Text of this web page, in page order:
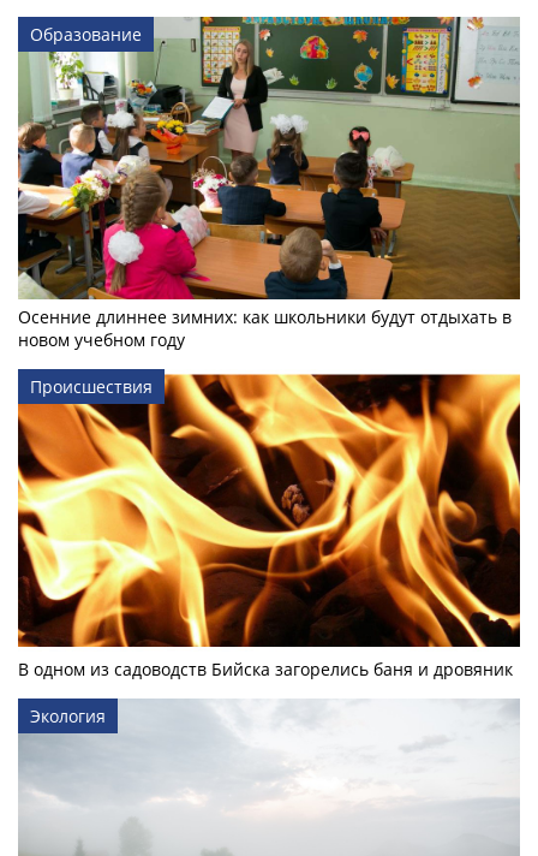
Образование
Осенние длиннее зимних: как школьники будут отдыхать в
новом учебном году
Происшествия
В одном из садоводств Бийска загорелись баня и дровяник
Экология